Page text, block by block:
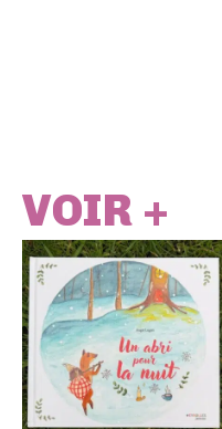
VOIR +